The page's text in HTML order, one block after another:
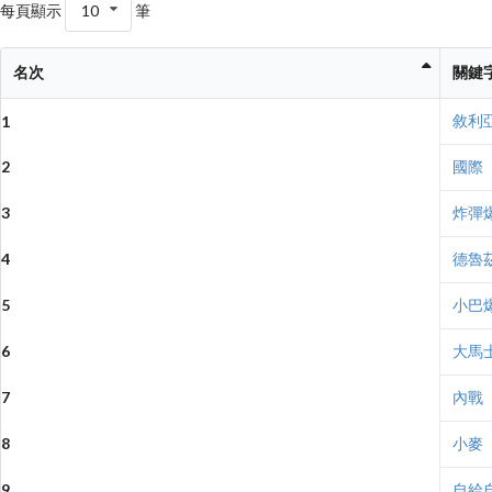
每頁顯示 10 筆
名次 關鍵
1 敘利
2 國際
3 炸彈
4 德魯
5 小巴
6 大馬
7 內戰
8 小麥